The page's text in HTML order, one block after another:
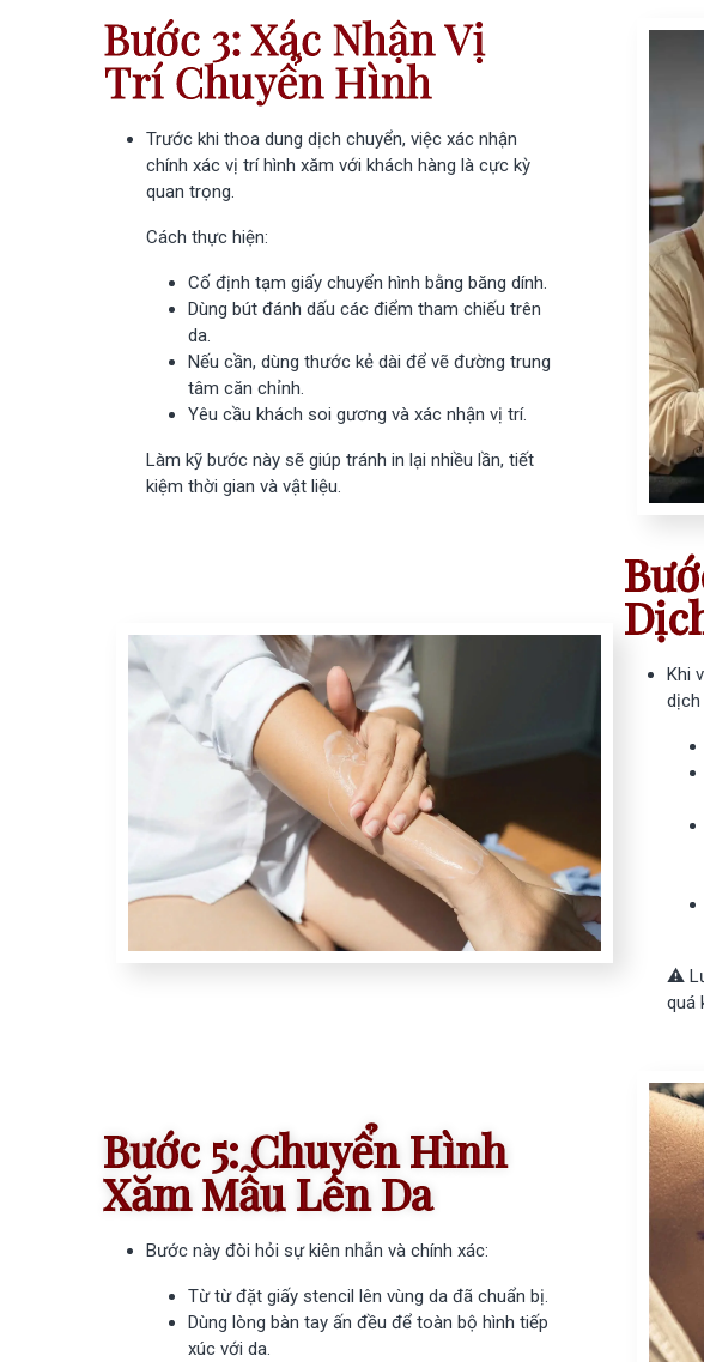
Bước 3: Xác Nhận Vị
Trí Chuyển Hình
Trước khi thoa dung dịch chuyển, việc xác nhận
chính xác vị trí hình xăm với khách hàng là cực kỳ
quan trọng.
Cách thực hiện:
Cố định tạm giấy chuyển hình bằng băng dính.
Dùng bút đánh dấu các điểm tham chiếu trên
da.
Nếu cần, dùng thước kẻ dài để vẽ đường trung
tâm căn chỉnh.
Yêu cầu khách soi gương và xác nhận vị trí.
Làm kỹ bước này sẽ giúp tránh in lại nhiều lần, tiết
kiệm thời gian và vật liệu.
Khi
dịch
⚠️
quá
Bước 5: Chuyển Hình
Xăm Mẫu Lên Da
Bước này đòi hỏi sự kiên nhẫn và chính xác:
Từ từ đặt giấy stencil lên vùng da đã chuẩn bị.
Dùng lòng bàn tay ấn đều để toàn bộ hình tiếp
xúc với da.